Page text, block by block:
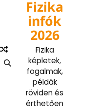
content
Fizika
infók
2026
Fizika
képletek,
fogalmak,
példák
röviden és
érthetően